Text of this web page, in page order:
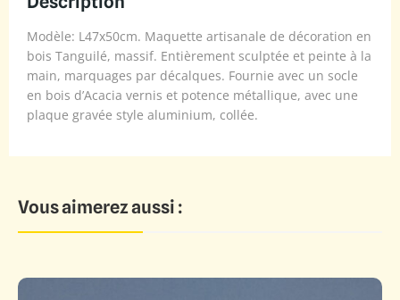
Modèle: L47x50cm. Maquette artisanale de décoration en
bois Tanguilé, massif. Entièrement sculptée et peinte à la
main, marquages par décalques. Fournie avec un socle
en bois d’Acacia vernis et potence métallique, avec une
plaque gravée style aluminium, collée.
Vous aimerez aussi :